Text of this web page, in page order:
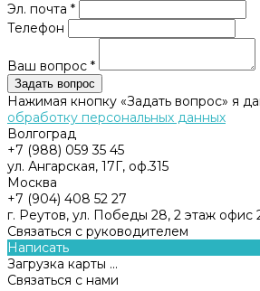
Эл. почта *
Телефон
Ваш вопрос *
Нажимая кнопку «Задать вопрос» я
обработку персональных данных
Волгоград
+7 (988) 059 35 45
ул. Ангарская, 17Г, оф.315
Москва
+7 (904) 408 52 27
г. Реутов, ул. Победы 28, 2 этаж офис
Связаться с руководителем
Написать
Загрузка карты ...
Связаться с нами